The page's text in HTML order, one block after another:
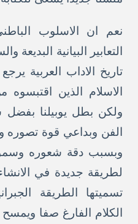
نعم ان الاسلوب
التعابير البيانية
تاريخ الاداب العربية
الاسلام الذين
ولكن بطل يوبيلنا
الفن وبداعي قوة تصوره
وبسبب دقة شعوره وسمو
لطريقة جديدة في
تسميتها الطريقة
الكلام الفارغ صفا